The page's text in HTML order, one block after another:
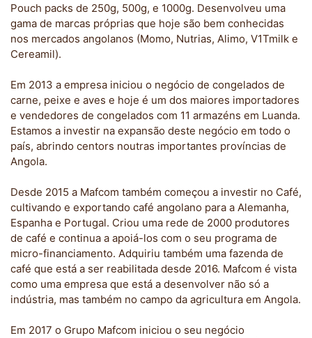
Pouch packs de 250g, 500g, e 1000g. Desenvolveu uma
gama de marcas próprias que hoje são bem conhecidas
nos mercados angolanos (Momo, Nutrias, Alimo, V1Tmilk e
Cereamil).
Em 2013 a empresa iniciou o negócio de congelados de
carne, peixe e aves e hoje é um dos maiores importadores
e vendedores de congelados com 11 armazéns em Luanda.
Estamos a investir na expansão deste negócio em todo o
país, abrindo centors noutras importantes províncias de
Angola.
Desde 2015 a Mafcom também começou a investir no Café,
cultivando e exportando café angolano para a Alemanha,
Espanha e Portugal. Criou uma rede de 2000 produtores
de café e continua a apoiá-los com o seu programa de
micro-financiamento. Adquiriu também uma fazenda de
café que está a ser reabilitada desde 2016. Mafcom é vista
como uma empresa que está a desenvolver não só a
indústria, mas também no campo da agricultura em Angola.
Em 2017 o Grupo Mafcom iniciou o seu negócio